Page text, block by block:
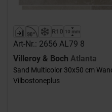
Art-Nr.: 2656 AL79 8
Villeroy & Boch Atlanta
Sand Multicolor 30x50 cm
Vilbostoneplus